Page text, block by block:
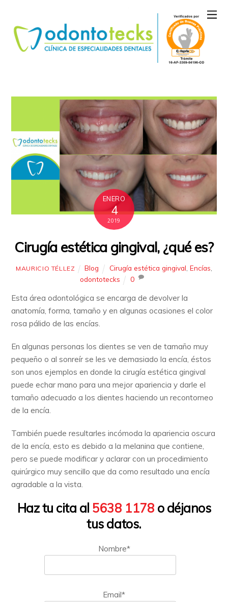
ENERO
4
2019
Cirugía estética gingival, ¿qué es?
MAURICIO TÉLLEZ Blog Cirugía estética gingival Encías
odontotecks
0
Esta área odontológica se encarga de devolver la
anatomía, forma, tamaño y en algunas ocasiones el color
rosa pálido de las encías.
En algunas personas los dientes se ven de tamaño muy
pequeño o al sonreír se les ve demasiado la encía, éstos
son unos ejemplos en donde la cirugía estética gingival
puede echar mano para una mejor apariencia y darle el
tamaño adecuado a los dientes haciendo un recontorneo
de la encía.
También puede resultarles incómoda la apariencia oscura
de la encía, esto es debido a la melanina que contiene,
pero se puede modificar y aclarar con un procedimiento
quirúrgico muy sencillo que da como resultado una encía
agradable a la vista.
Haz tu cita al 5638 1178 o déjanos
tus datos.
Nombre*
Email*